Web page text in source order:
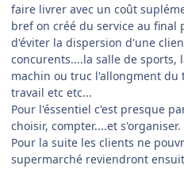
faire livrer avec un coût
bref on créé du service au
d'éviter la dispersion d'une
concurents....la salle de sports,
machin ou truc l'allongment
travail etc etc...
Pour l'éssentiel c'est presque
choisir, compter....et s'organiser.
Pour la suite les clients ne
supermarché reviendront